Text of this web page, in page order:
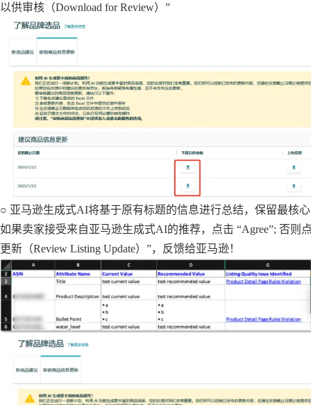
以供审核（Download for Review）”
○ 亚马逊生成式AI将基于原有标题的信息进行总结，保留最核
如果卖家接受来自亚马逊生成式AI的推荐，点击 “Agree”; 否则
更新（Review Listing Update）”，反馈给亚马逊！